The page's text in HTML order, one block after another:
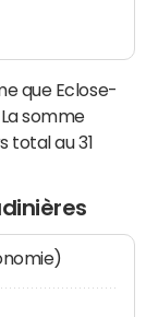
que Eclose-
somme
total au 31